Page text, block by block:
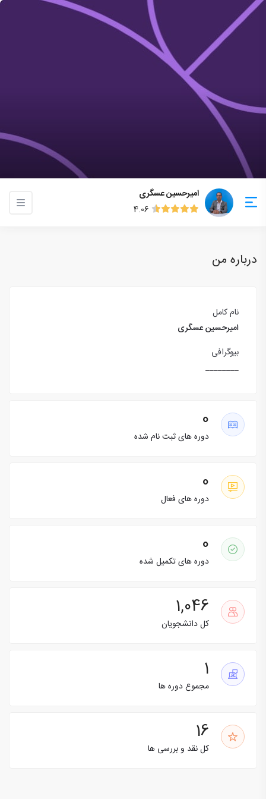
امیرحسین عسگری
4.06
درباره من
نام کامل
امیرحسین عسگری
بیوگرافی
________
0
دوره های ثبت نام شده
0
دوره های فعال
0
دوره های تکمیل شده
1,046
کل دانشجویان
1
مجموع دوره ها
16
کل نقد و بررسی ها